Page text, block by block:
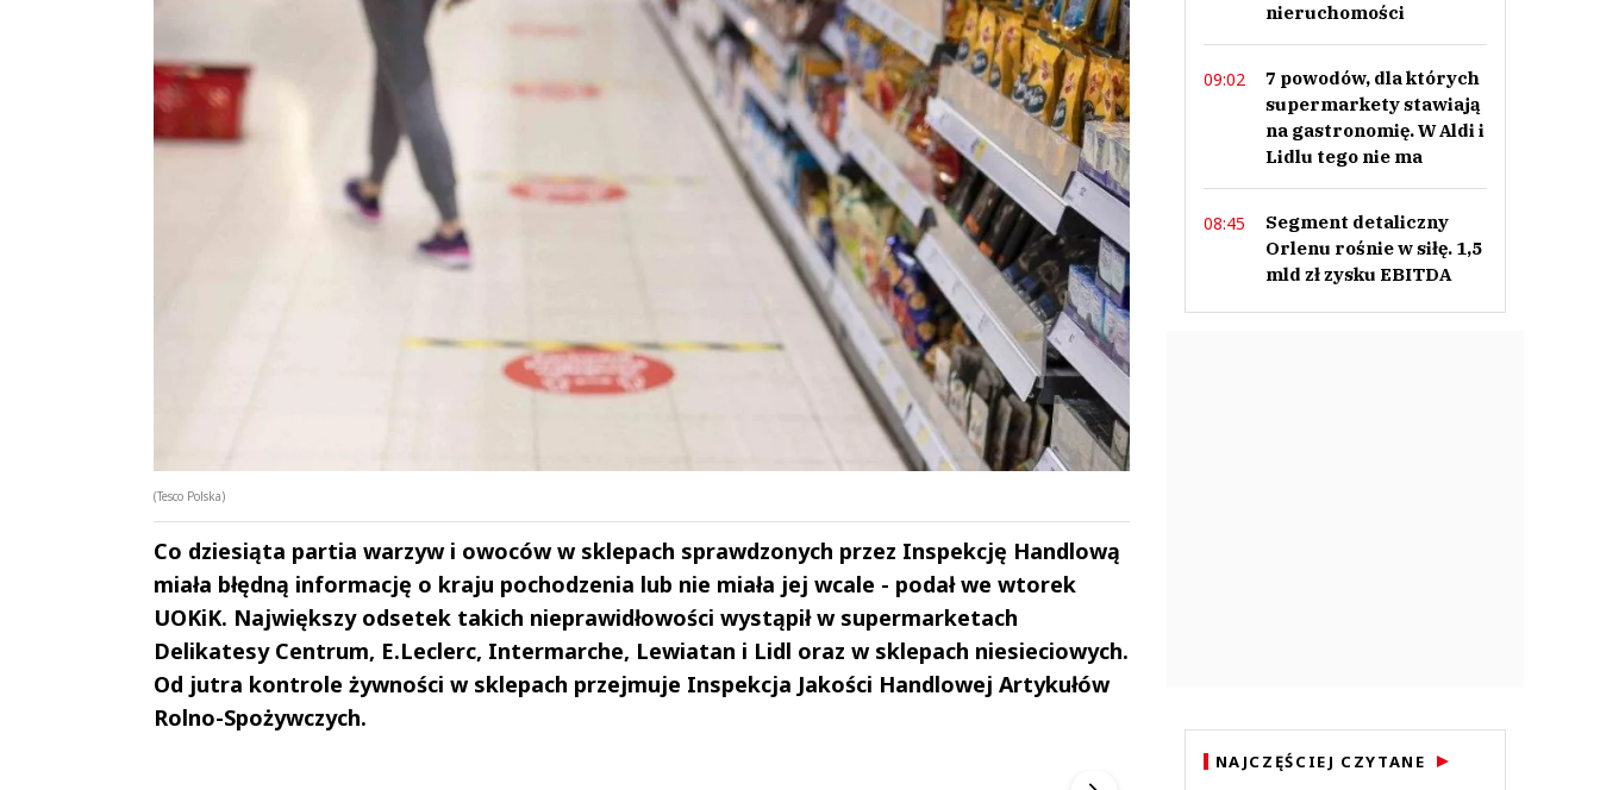
(Tesco Polska)
Co dziesiąta partia warzyw i owoców w sklepach sprawdzonych przez Inspekcję Handlową
miała błędną informację o kraju pochodzenia lub nie miała jej wcale - podał we wtorek
UOKiK. Największy odsetek takich nieprawidłowości wystąpił w supermarketach
Delikatesy Centrum, E.Leclerc, Intermarche, Lewiatan i Lidl oraz w sklepach niesieciowych.
Od jutra kontrole żywności w sklepach przejmuje Inspekcja Jakości Handlowej Artykułów
Rolno-Spożywczych.
Andrzej i Marta
▶
nieruchomości
09:02
7 powodów, dla których
supermarkety stawiają
na gastronomię. W Aldi i
Lidlu tego nie ma
08:45
Segment detaliczny
Orlenu rośnie w siłę. 1,5
mld zł zysku EBITDA
NAJCZĘŚCIEJ CZYTANE